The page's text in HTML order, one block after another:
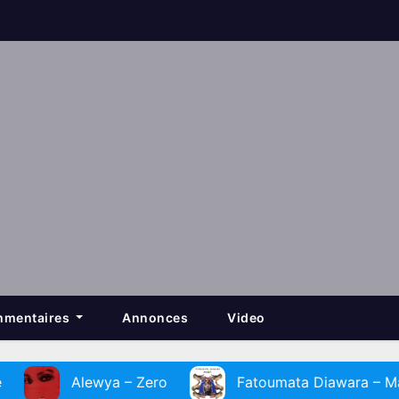
Annonces Video
– Zero Fatoumata Diawara – Massa